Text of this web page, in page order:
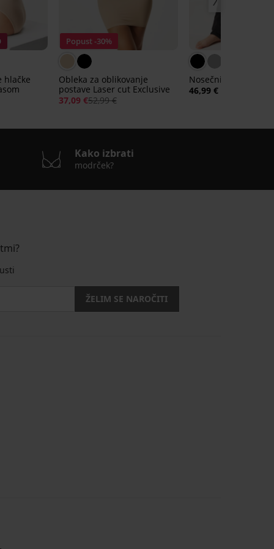
hlačke
Popust -30%
Obleka za oblikovanje
postave Laser cut Exclusive
37,09 €52,99 €
Nosečniške hlače
46,99 €
Kako izbrati
modrček?
ŽELIM SE NAROČITI